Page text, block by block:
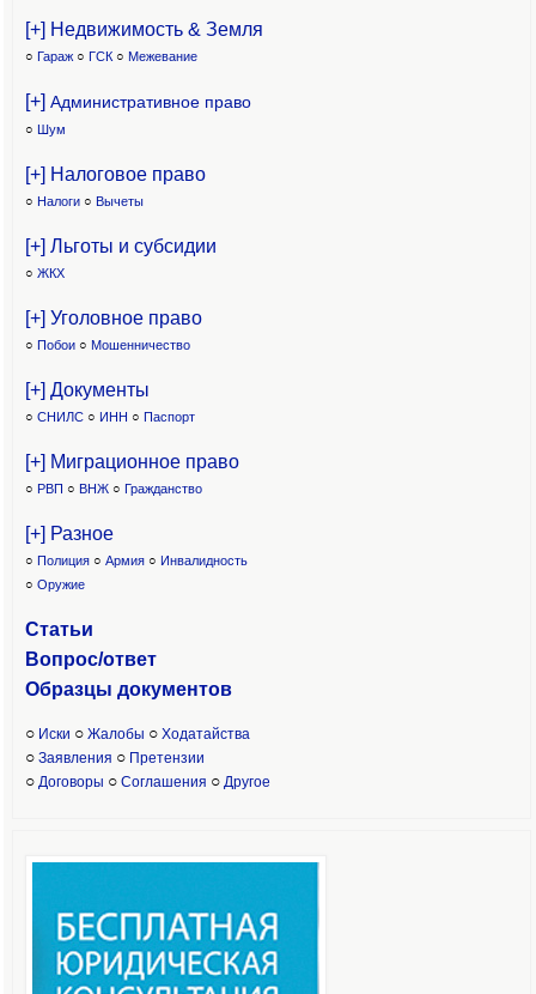
[+] Недвижимость & Земля
○ Гараж ○ ГСК ○ Межевание
[+] Административное право
○ Шум
[+] Налоговое право
○ Налоги ○ Вычеты
[+] Льготы и субсидии
○ ЖКХ
[+] Уголовное право
○ Побои ○ Мошенничество
[+] Документы
○ СНИЛС ○ ИНН ○ Паспорт
[+] Миграционное право
○ РВП ○ ВНЖ ○ Гражданство
[+] Разное
○ Полиция ○ Армия ○ Инвалидность
○ Оружие
Статьи
Вопрос/ответ
Образцы документов
○ Иски ○ Жалобы ○ Ходатайства
○ Заявления ○ Претензии
○ Договоры ○ Соглашения ○ Другое